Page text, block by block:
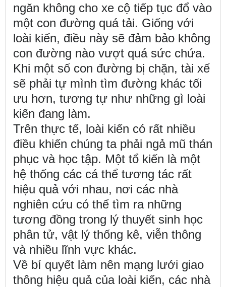
ngăn không cho xe cộ tiếp tục đổ vào
một con đường quá tải. Giống với
loài kiến, điều này sẽ đảm bảo không
con đường nào vượt quá sức chứa.
Khi một số con đường bị chặn, tài xế
sẽ phải tự mình tìm đường khác tối
ưu hơn, tương tự như những gì loài
kiến đang làm.
Trên thực tế, loài kiến có rất nhiều
điều khiến chúng ta phải ngả mũ thán
phục và học tập. Một tổ kiến là một
hệ thống các cá thể tương tác rất
hiệu quả với nhau, nơi các nhà
nghiên cứu có thể tìm ra những
tương đồng trong lý thuyết sinh học
phân tử, vật lý thống kê, viễn thông
và nhiều lĩnh vực khác.
Về bí quyết làm nên mạng lưới giao
thông hiệu quả của loài kiến, các nhà